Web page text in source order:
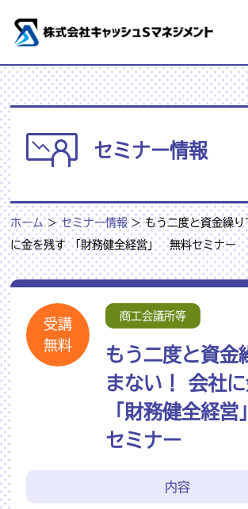
セミナー情報
ホーム>セミナー情報>もう二度と資金繰
に金を残す 「財務健全経営」 無料セミナー
受講
無料
商工会議所等
もう二度と資金
まない！ 会社
「財務健全経
セミナー
内容